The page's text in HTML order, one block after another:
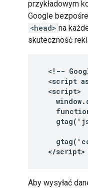
przykładowym
Google
<head> na
skuteczność
<!--
<script
  <script>
  </script>
Aby wysyłać